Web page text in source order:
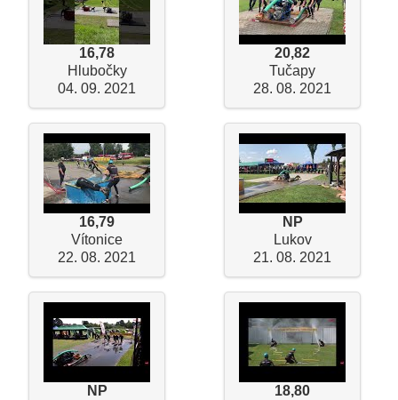
16,78
Hlubočky
04. 09. 2021
20,82
Tučapy
28. 08. 2021
16,79
Vítonice
22. 08. 2021
NP
Lukov
21. 08. 2021
NP
18,80